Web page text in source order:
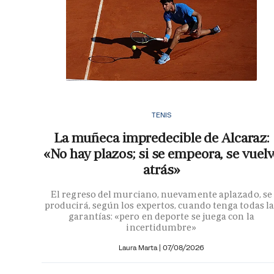
TENIS
La muñeca impredecible de Alcaraz:
«No hay plazos; si se empeora, se
atrás»
El regreso del murciano, nuevamente aplazado, se
producirá, según los expertos, cuando tenga todas
garantías: «pero en deporte se juega con la
incertidumbre»
Laura Marta | 07/08/2026